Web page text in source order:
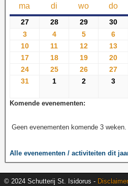
ma di wo do
27 28 29 30
3
4 5 6
10
11 12 13
17
18 19 20
24
25 26 27
31
1 2 3
Komende evenementen:
Geen evenementen komende 3 weken.
Alle evenementen / activiteiten dit
© 2024 Schutterij St. Isidorus - Disclaimer